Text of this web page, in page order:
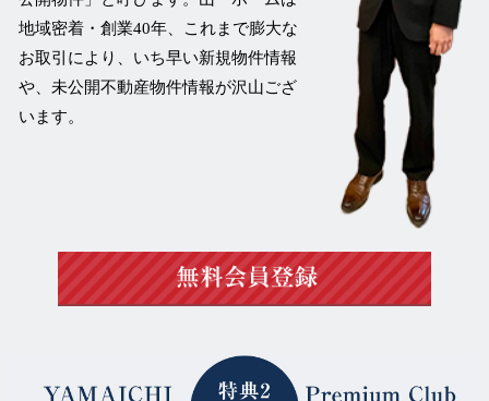
地域密着・創業40年、これまで膨大な
お取引により、いち早い新規物件情報
や、未公開不動産物件情報が沢山ござ
います。